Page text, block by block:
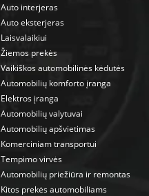
Auto interjeras
Auto eksterjeras
Laisvalaikiui
Žiemos prekės
Vaikiškos automobilinės kėdutės
Automobilių komforto įranga
Elektros įranga
Automobilių valytuvai
Automobilių apšvietimas
Komerciniam transportui
Tempimo virvės
Automobilių priežiūra ir remontas
Kitos prekės automobiliams